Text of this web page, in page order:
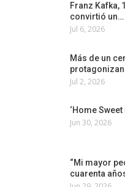
Franz Kafka,
convirtió un…
Jul 6, 2026
Más de un
Jul 2, 2026
‘Home
Jun 30, 2026
“Mi mayor
cuarenta